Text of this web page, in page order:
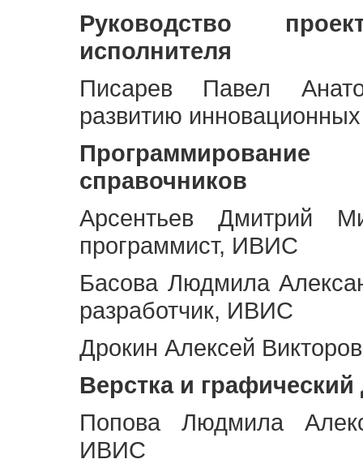
Руководство
исполнителя
Писарев Павел
развитию
Программирование
справочников
Арсентьев Дмитрий
программист, ИВИС
Басова Людмила
разработчик, ИВИС
Дрокин Алексей
Верстка и графический
Попова Людмила
ИВИС